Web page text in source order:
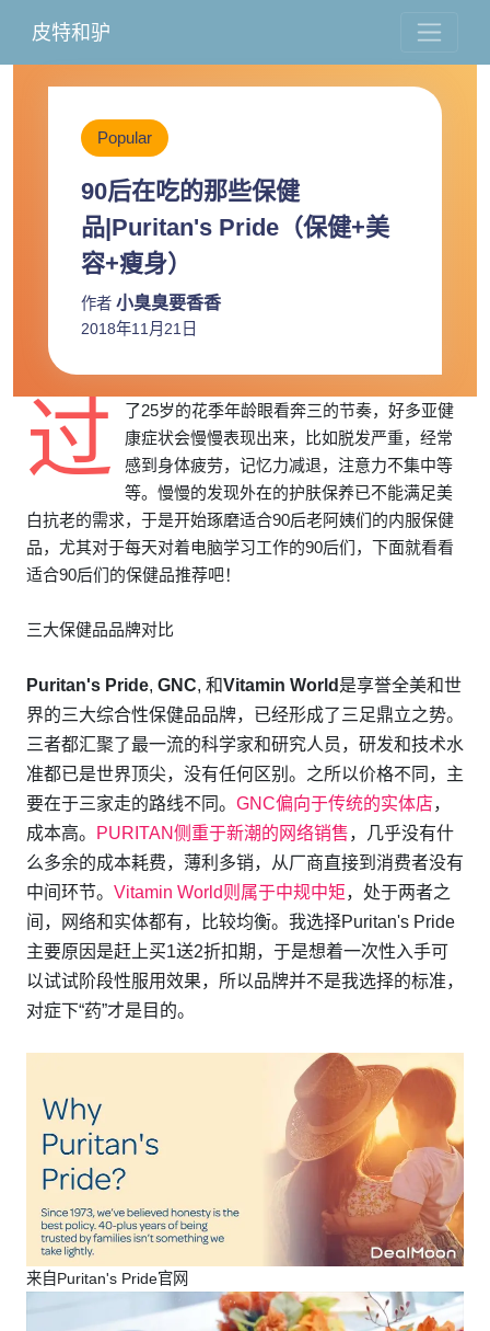
皮特和驴
Popular
90后在吃的那些保健
品|Puritan's Pride（保健+美
容+瘦身）
作者 小臭臭要香香
2018年11月21日
过
了25岁的花季年龄眼看奔三的节奏，好多亚健
康症状会慢慢表现出来，比如脱发严重，经常
感到身体疲劳，记忆力减退，注意力不集中等
等。慢慢的发现外在的护肤保养已不能满足美
白抗老的需求，于是开始琢磨适合90后老阿姨们的内服保健
品，尤其对于每天对着电脑学习工作的90后们，下面就看看
适合90后们的保健品推荐吧！
三大保健品品牌对比
Puritan's Pride, GNC, 和Vitamin World 是享誉全美和世
界的三大综合性保健品品牌，已经形成了三足鼎立之势。
三者都汇聚了最一流的科学家和研究人员，研发和技术水
准都已是世界顶尖，没有任何区别。之所以价格不同，主
要在于三家走的路线不同。 GNC偏向于传统的实体店，
成本高。
PURITAN侧重于新潮的网络销售，几乎没有什
么多余的成本耗费，薄利多销，从厂商直接到消费者没有
中间环节。 Vitamin World则属于中规中矩，处于两者之
间，网络和实体都有，比较均衡。我选择Puritan's Pride
主要原因是赶上买1送2折扣期，于是想着一次性入手可
以试试阶段性服用效果，所以品牌并不是我选择的标准，
对症下“药”才是目的。
来自Puritan's Pride官网